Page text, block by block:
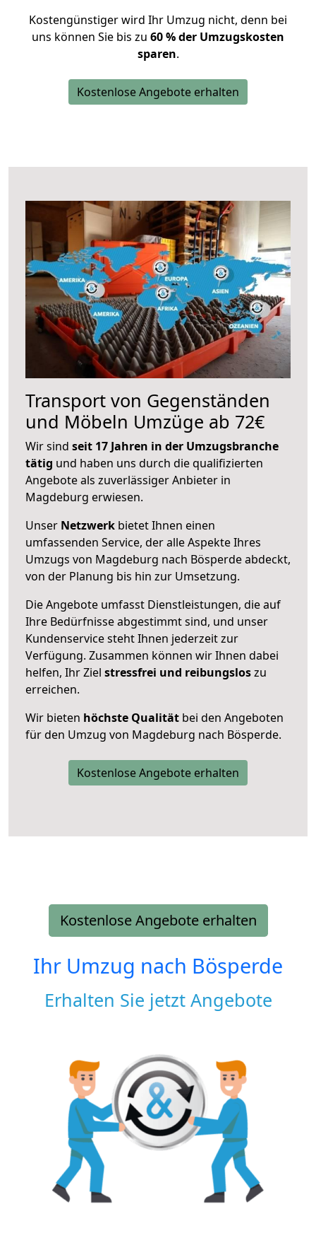
Kostengünstiger wird Ihr Umzug nicht, denn bei
uns können Sie bis zu 60 % der Umzugskosten
sparen.
Kostenlose Angebote erhalten
Transport von Gegenständen
und Möbeln Umzüge ab 72€
Wir sind seit 17 Jahren in der Umzugsbranche
tätig und haben uns durch die qualifizierten
Angebote als zuverlässiger Anbieter in
Magdeburg erwiesen.
Unser Netzwerk bietet Ihnen einen
umfassenden Service, der alle Aspekte Ihres
Umzugs von Magdeburg nach Bösperde abdeckt,
von der Planung bis hin zur Umsetzung.
Die Angebote umfasst Dienstleistungen, die auf
Ihre Bedürfnisse abgestimmt sind, und unser
Kundenservice steht Ihnen jederzeit zur
Verfügung. Zusammen können wir Ihnen dabei
helfen, Ihr Ziel stressfrei und reibungsloszu
erreichen.
Wir bieten höchste Qualität bei den Angeboten
für den Umzug von Magdeburg nach Bösperde.
Kostenlose Angebote erhalten
Kostenlose Angebote erhalten
Ihr Umzug nach Bösperde
Erhalten Sie jetzt Angebote